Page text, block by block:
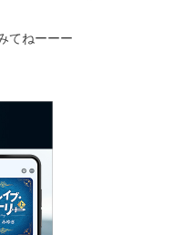
てねーーー